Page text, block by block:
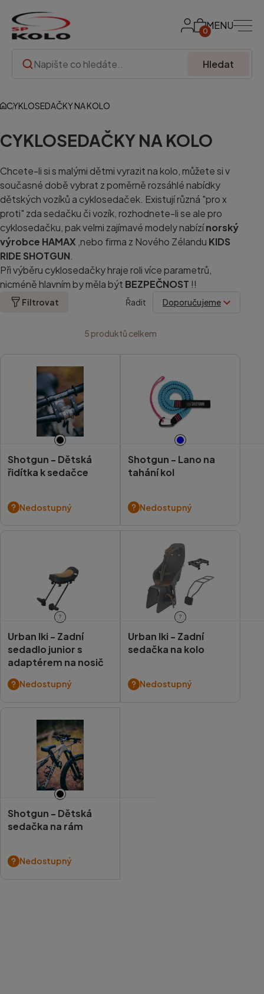
0MENU
Hledat
CYKLOSEDAČKY NA KOLO
CYKLOSEDAČKY NA KOLO
Chcete-li si s malými dětmi vyrazit na kolo, můžete si v
současné době vybrat z poměrně rozsáhlé nabídky
dětských vozíků a cyklosedaček. Existují různá "pro x
proti" zda sedačku či vozík, rozhodnete-li se ale pro
cyklosedačku, pak velmi zajímavé modely nabízínorský
výrobce HAMAX ,nebo firma z Nového Zélandu KIDS
RIDE SHOTGUN.
Při výběru cyklosedačky hraje roli více parametrů,
nicméně hlavním by měla být BEZPEČNOST !!
Filtrovat Řadit
5 produktů celkem
Shotgun - Dětská
řidítka k sedačce
Nedostupný
Shotgun - Lano na
tahání kol
Nedostupný
?
Urban Iki - Zadní
sedadlo junior s
adaptérem na nosič
Nedostupný
?
Urban Iki - Zadní
sedačka na kolo
Nedostupný
Shotgun - Dětská
sedačka na rám
Nedostupný